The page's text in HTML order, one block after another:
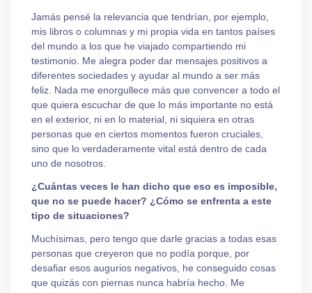
Jamás pensé la relevancia que tendrían, por ejemplo,
mis libros o columnas y mi propia vida en tantos países
del mundo a los que he viajado compartiendo mi
testimonio. Me alegra poder dar mensajes positivos a
diferentes sociedades y ayudar al mundo a ser más
feliz. Nada me enorgullece más que convencer a todo el
que quiera escuchar de que lo más importante no está
en el exterior, ni en lo material, ni siquiera en otras
personas que en ciertos momentos fueron cruciales,
sino que lo verdaderamente vital está dentro de cada
uno de nosotros.
¿Cuántas veces le han dicho que eso es imposible,
que no se puede hacer? ¿Cómo se enfrenta a este
tipo de situaciones?
Muchísimas, pero tengo que darle gracias a todas esas
personas que creyeron que no podía porque, por
desafiar esos augurios negativos, he conseguido cosas
que quizás con piernas nunca habría hecho. Me